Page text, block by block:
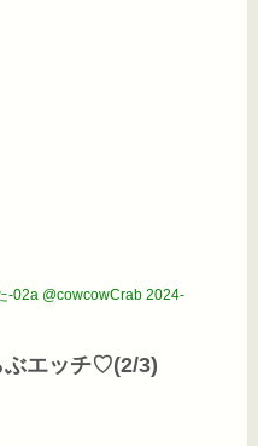
-02a @cowcowCrab 2024-
ぶエッチ♡(2/3)